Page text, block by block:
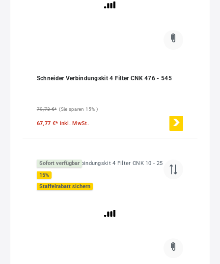
Schneider Verbindungskit 4 Filter CNK 476 - 545
79,73 €* (Sie sparen 15% )
67,77 €* inkl. MwSt.
Sofort verfügbar
15%
Staffelrabatt sichern